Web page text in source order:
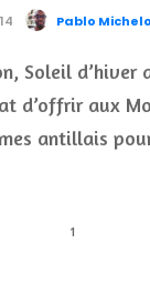
Pablo
Soleil d’hiver
d’offrir aux
antillais
1